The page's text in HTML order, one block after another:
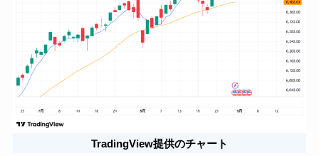
TradingView提供のチャート